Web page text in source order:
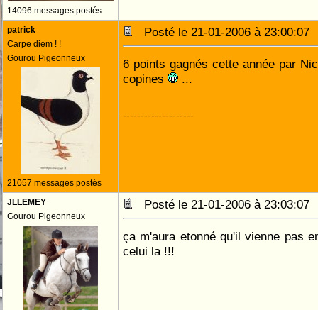
14096 messages postés
patrick
Carpe diem ! !
Gourou Pigeonneux
21057 messages postés
Posté le 21-01-2006 à
6 points gagnés cette année par
copines
...
--------------------
JLLEMEY
Gourou Pigeonneux
Posté le 21-01-2006 à
ça m'aura etonné qu'il vienne pas
celui la !!!